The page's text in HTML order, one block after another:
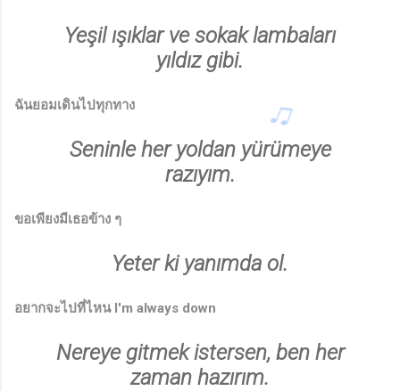
Yeşil ışıklar ve sokak lambaları
yıldız gibi.
ฉันยอมเดินไปทุกทาง
Seninle her yoldan yürümeye
razıyım.
ขอเพียงมีเธอข้าง ๆ
Yeter ki yanımda ol.
อยากจะไปที่ไหน I'm always down
Nereye gitmek istersen, ben her
zaman hazırım.